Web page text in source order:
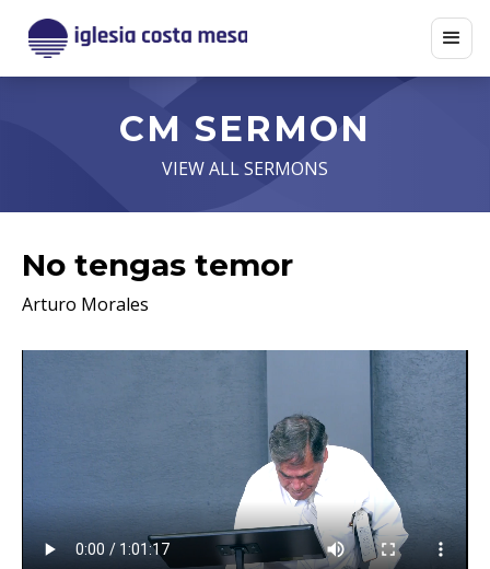
CM SERMON
VIEW ALL SERMONS
No tengas temor
Arturo Morales